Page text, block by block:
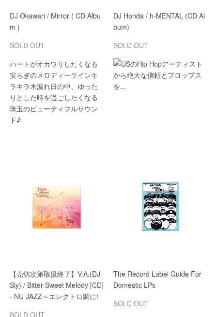
DJ Okawari / Mirror ( CD Albu
m )
SOLD OUT
ハートがオカワリしたくなる
安らぎのメロディーラインキ
ラキラ木漏れ日の中、ゆった
りとした時を過ごしたくなる
珠玉のビューティフルサウン
ド♪
DJ Honda / h-MENTAL (CD Al
bum)
SOLD OUT
USのHip Hopアーティスト
から絶大な信頼とプロップス
を...
【売切次第取扱終了】V.A.(DJ
Sly) / Bitter Sweet Melody [CD]
- NU JAZZ～エレクトロ調に!
SOLD OUT
The Record Label Guide For
Domestic LPs
SOLD OUT